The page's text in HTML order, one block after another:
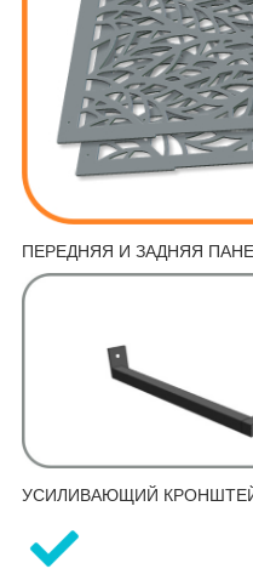
ПЕРЕДНЯЯ И ЗАДНЯЯ
УСИЛИВАЮЩИЙ